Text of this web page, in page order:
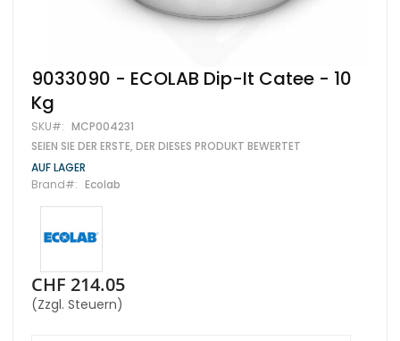
Zum
Anfang
der
Bildgalerie
springen
9033090 - ECOLAB Dip-It Catee - 10
Kg
SKU MCP004231
SEIEN SIE DER ERSTE, DER DIESES PRODUKT BEWERTET
AUF LAGER
Brand
Ecolab
CHF 214.05
(Zzgl. Steuern)